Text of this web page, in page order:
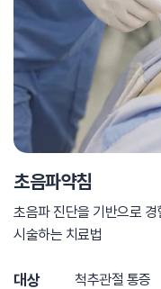
초음파약침
초음파 진단을 기반으로 경
시술하는 치료법
대상 척추관절 통증